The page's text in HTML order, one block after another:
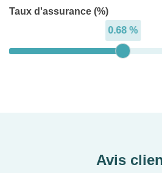
Taux d'assurance (%)
0.68 %
Avis